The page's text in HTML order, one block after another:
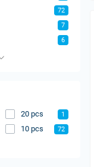
72
7
6
20 pcs 1
10 pcs 72